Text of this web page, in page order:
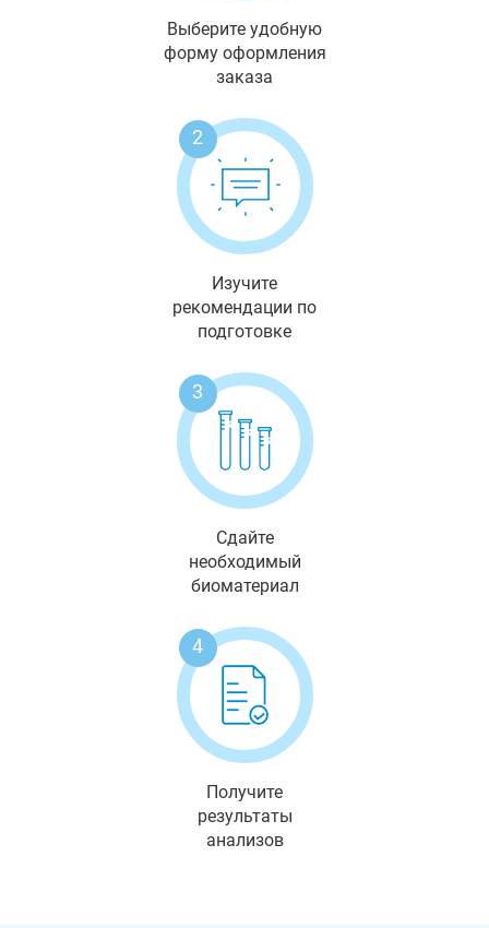
Выберите удобную
форму оформления
заказа
2
Изучите
рекомендации по
подготовке
3
Сдайте
необходимый
биоматериал
4
Получите
результаты
анализов